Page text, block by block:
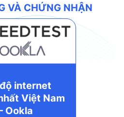
VÀ CHỨNG NHẬN
internet
Việt Nam
Ookla